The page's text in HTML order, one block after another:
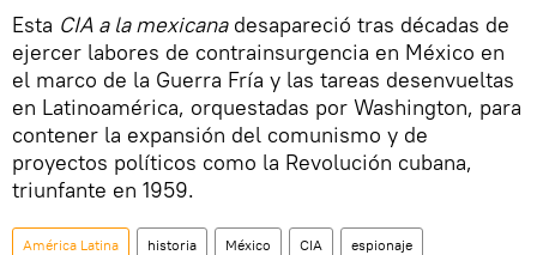
Esta CIA a la mexicanadesapareció tras décadas de
ejercer labores de contrainsurgencia en México en
el marco de la Guerra Fría y las tareas desenvueltas
en Latinoamérica, orquestadas por Washington, para
contener la expansión del comunismo y de
proyectos políticos como la Revolución cubana,
triunfante en 1959.
América Latina historia México CIA espionaje